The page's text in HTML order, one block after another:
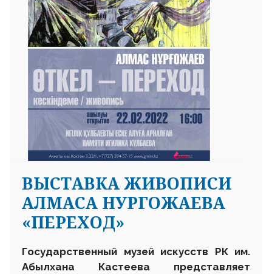
ВЫСТАВКА ЖИВОПИСИ
АЛМАСА НУРГОЖАЕВА
«ПЕРЕХОД»
Государственный музей искусств РК им.
Абылхана Кастеева представляет